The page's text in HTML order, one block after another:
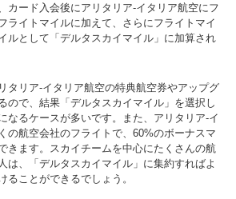
カード入会後にアリタリア-イタリア航空にフ
ライトマイルに加えて、さらにフライトマイ
ルとして「デルタスカイマイル」に加算され
タリア-イタリア航空の特典航空券やアップグ
ので、結果「デルタスカイマイル」を選択し
なるケースが多いです。また、アリタリア-イ
の航空会社のフライトで、60%のボーナスマ
きます。スカイチームを中心にたくさんの航
は、「デルタスカイマイル」に集約すればよ
ることができるでしょう。